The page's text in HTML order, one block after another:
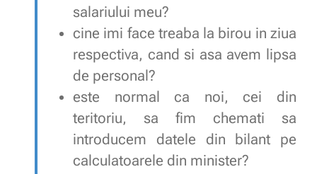
salariului meu?
cine imi face treaba la birou in ziua
respectiva, cand si asa avem lipsa
de personal?
este normal ca noi, cei din
teritoriu, sa fim chemati sa
introducem datele din bilant pe
calculatoarele din minister?